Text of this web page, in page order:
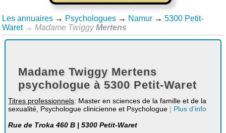
Les annuaires → Psychologues → Namur → 5300 Petit-
Waret → Madame TwiggyMertens
Madame Twiggy Mertens
psychologue à 5300 Petit-Waret
Titres professionnels: Master en sciences de la famille et de la
sexualité, Psychologue clinicienne et Psychologue | Plus d'info
Rue de Troka 460 B | 5300 Petit-Waret